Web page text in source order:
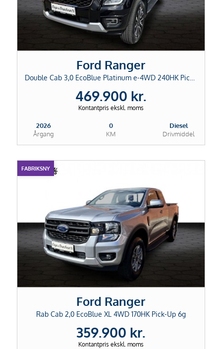
Ford Ranger
469.900 kr.
Kontantpris ekskl. moms
2026
Årgang
0
KM
Diesel
Drivmiddel
FABRIKSNY
Ford Ranger
Rab Cab 2,0 EcoBlue XL 4WD 170HK Pick-Up 6g
359.900 kr.
Kontantpris ekskl. moms